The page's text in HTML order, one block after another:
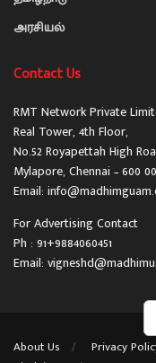
அரசியல்
Contact Us
RMT Network Private
Real Tower, 4th Floor,
No.52 Royapettah High
Mylapore, Chennai – 600
Email:
For Advertising Contact
Ph : 91+9884060451
Email:
About Us Privacy